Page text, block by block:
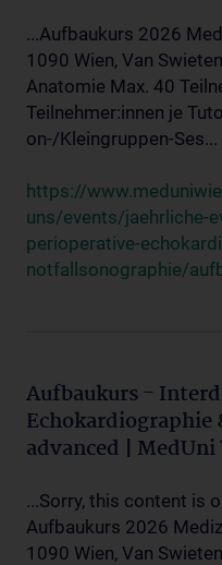
...Aufbaukurs 2026
1090 Wien, Van
Anatomie Max. 40
Teilnehmer:innen je
on-/Kleingruppen-Ses...
https://
uns/events/jaehrliche-
perioperative-
notfallsonographie/
Aufbaukurs -
advanced | MedUni
...Sorry, this content is
Aufbaukurs 2026
1090 Wien, Van